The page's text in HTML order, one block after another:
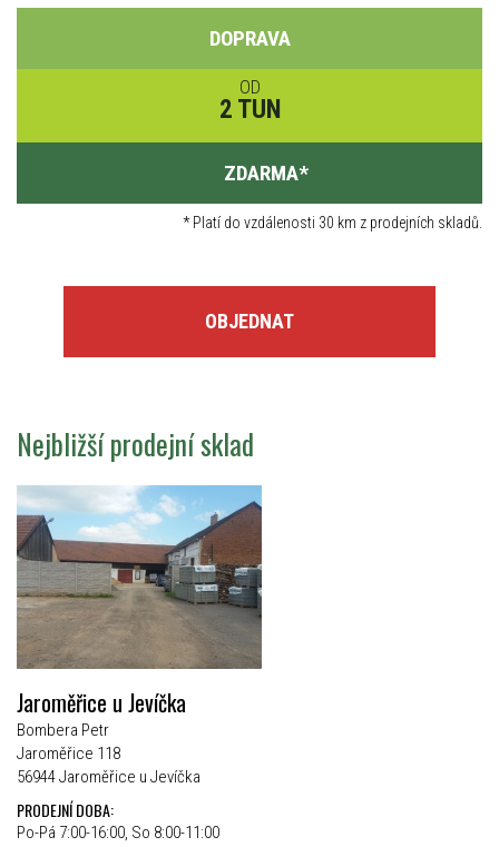
DOPRAVA
OD
2 TUN
ZDARMA*
*Platí do vzdálenosti 30 km z prodejních skladů.
OBJEDNAT
Nejbližší prodejní sklad
Jaroměřice u Jevíčka
Bombera Petr
Jaroměřice 118
56944 Jaroměřice u Jevíčka
PRODEJNÍ DOBA:
Po-Pá 7:00-16:00, So 8:00-11:00